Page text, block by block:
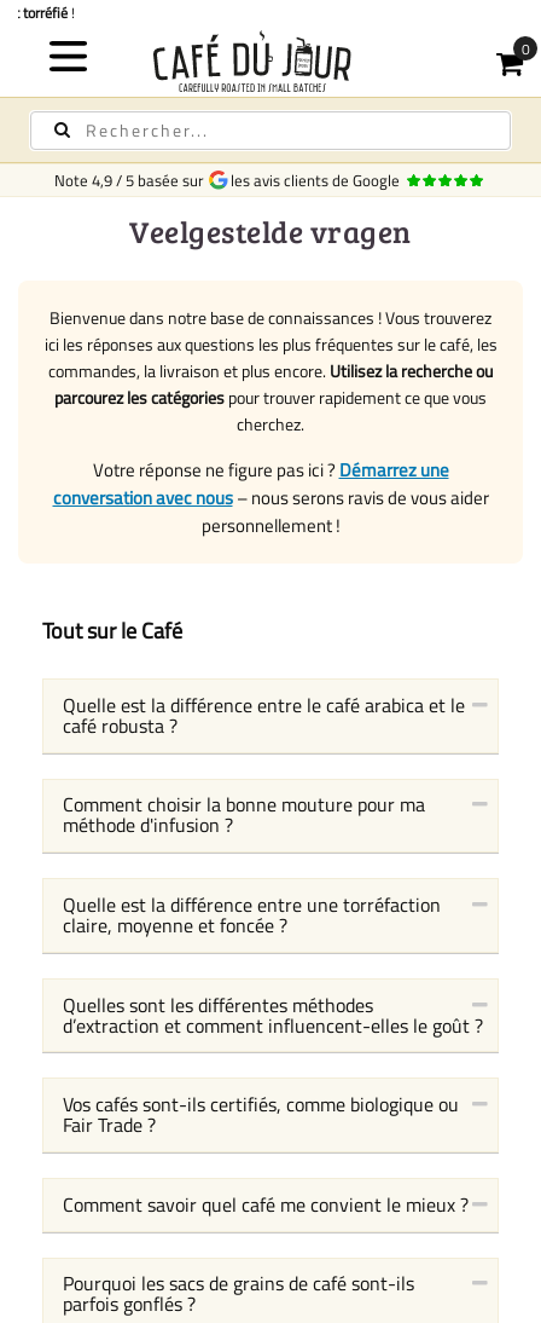
Note 4,9/5 basée sur les avis clients de Google
Veelgestelde vragen
Bienvenue dans notre base de connaissances ! Vous trouverez
ici les réponses aux questions les plus fréquentes sur le café, les
commandes, la livraison et plus encore. Utilisez la recherche ou
parcourez les catégoriespour trouver rapidement ce que vous
cherchez.
Votre réponse ne figure pas ici ? Démarrez une
conversation avec nous– nous serons ravis de vous aider
personnellement !
Tout sur le Café
Quelle est la différence entre le café arabica et le
café robusta ?
Comment choisir la bonne mouture pour ma
méthode d'infusion ?
Quelle est la différence entre une torréfaction
claire, moyenne et foncée ?
Quelles sont les différentes méthodes
d’extraction et comment influencent-elles le goût ?
Vos cafés sont-ils certifiés, comme biologique ou
Fair Trade ?
Comment savoir quel café me convient le mieux ?
Pourquoi les sacs de grains de café sont-ils
parfois gonflés ?